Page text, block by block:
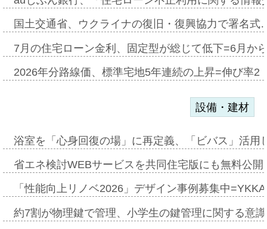
国土交通省、ウクライナの復旧・復興協力で署名
7月の住宅ローン金利、固定型が総じて低下=6月か
2026年分路線価、標準宅地5年連続の上昇=伸び率
設備・建材
浴室を「心身回復の場」に再定義、「ビバス」活
省エネ検討WEBサービスを共同住宅版にも無料公
「性能向上リノベ2026」デザイン事例募集中
約7割が物理鍵で管理、小学生の鍵管理に関する意